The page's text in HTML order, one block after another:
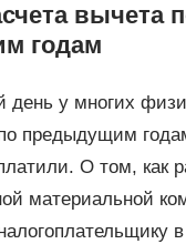
вычета
годам
день у многих
предыдущим
О том, как
материальной
в